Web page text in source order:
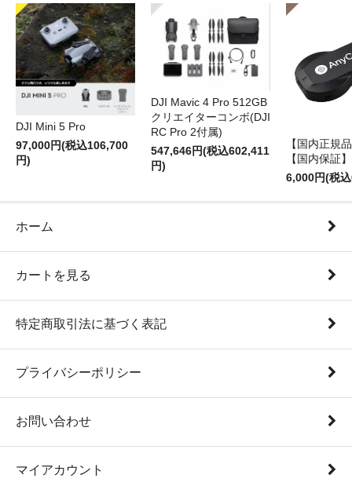
DJI Mini 5 Pro
97,000円(税込106,700
円)
DJI Mavic 4 Pro 512GB
クリエイターコンボ(DJI
RC Pro 2付属)
547,646円(税込602,411
円)
【国内正規
【国内保証】
6,000円(税
ホーム
カートを見る
特定商取引法に基づく表記
プライバシーポリシー
お問い合わせ
マイアカウント